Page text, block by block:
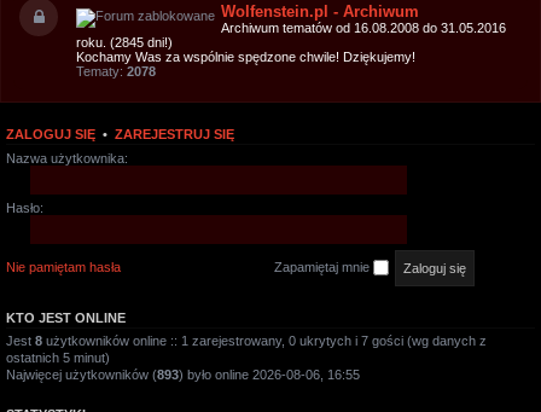
Wolfenstein.pl - Archiwum
Archiwum tematów od 16.08.2008 do 31.05.2016
roku. (2845 dni!)
Kochamy Was za wspólnie spędzone chwile! Dziękujemy!
Tematy: 2078
ZALOGUJ SIĘ • ZAREJESTRUJ SIĘ
Nazwa użytkownika:
Hasło:
Nie pamiętam hasła Zapamiętaj mnie
KTO JEST ONLINE
Jest 8 użytkowników online :: 1 zarejestrowany, 0 ukrytych i 7 gości (wg danych z
ostatnich 5 minut)
Najwięcej użytkowników (893) było online 2026-08-06, 16:55